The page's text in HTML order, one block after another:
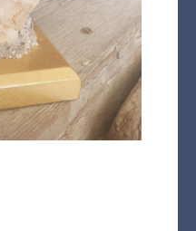
Gartenmöbel
Dekoration
Bodenbelag
Verblender
Pflanzen / Bäume